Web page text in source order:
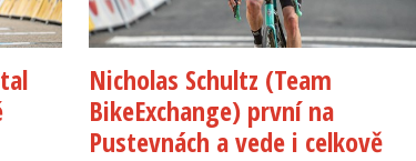
Nicholas Schultz (Team
BikeExchange) první na
Pustevnách a vede i celkově